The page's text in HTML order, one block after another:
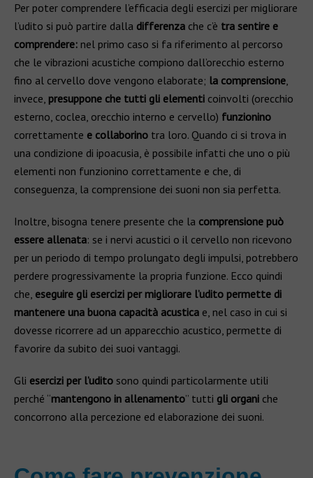
Per poter comprendere l’efficacia degli esercizi per migliorare
l’udito si può partire dalla differenza che c’è tra sentire e
comprendere: nel primo caso si fa riferimento al percorso
che le vibrazioni acustiche compiono dall’orecchio esterno
fino al cervello dove vengono elaborate; la comprensione,
invece, presuppone che tutti gli elementi coinvolti (orecchio
esterno, coclea, orecchio interno e cervello) funzionino
correttamente e collaborino tra loro. Quando ci si trova in
una condizione di ipoacusia, è possibile infatti che uno o più
elementi non funzionino correttamente e che, di
conseguenza, la comprensione dei suoni non sia perfetta.
Inoltre, bisogna tenere presente che la comprensione può
essere allenata: se i nervi acustici o il cervello non ricevono
per un periodo di tempo prolungato degli impulsi, potrebbero
perdere progressivamente la propria funzione. Ecco quindi
che, eseguire gli esercizi per migliorare l’udito permette di
mantenere una buona capacità acustica e, nel caso in cui si
dovesse ricorrere ad un apparecchio acustico, permette di
favorire da subito dei suoi vantaggi.
Gli esercizi per l’udito sono quindi particolarmente utili
perché “mantengono in allenamento” tutti gli organi che
concorrono alla percezione ed elaborazione dei suoni.